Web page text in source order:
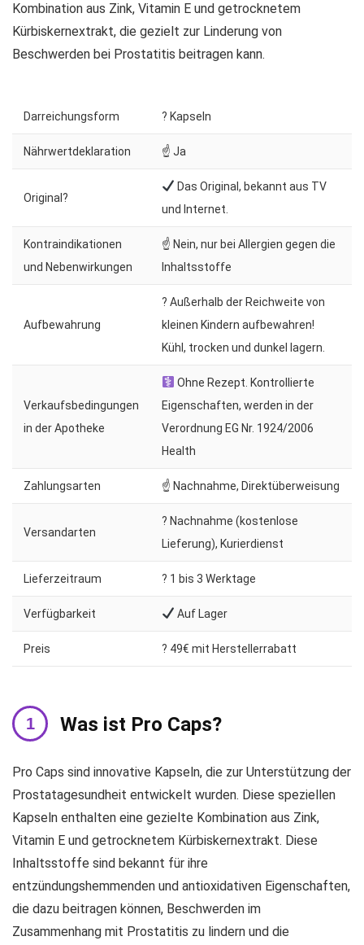
Kombination aus Zink, Vitamin E und getrocknetem
Kürbiskernextrakt, die gezielt zur Linderung von
Beschwerden bei Prostatitis beitragen kann.
Darreichungsform ? Kapseln
Nährwertdeklaration ☝ Ja
Original?
Das Original, bekannt aus TV
und Internet.
Kontraindikationen
und Nebenwirkungen
☝ Nein, nur bei Allergien gegen die
Inhaltsstoffe
Aufbewahrung
? Außerhalb der Reichweite von
kleinen Kindern aufbewahren!
Kühl, trocken und dunkel lagern.
Verkaufsbedingungen
in der Apotheke
Ohne Rezept. Kontrollierte
Eigenschaften, werden in der
Verordnung EG Nr. 1924/2006
Health
Zahlungsarten ☝ Nachnahme, Direktüberweisung
Versandarten
? Nachnahme (kostenlose
Lieferung), Kurierdienst
Lieferzeitraum ?️ 1 bis 3 Werktage
Verfügbarkeit Auf Lager
Preis ? 49€ mit Herstellerrabatt
Was ist Pro Caps?
Pro Caps sind innovative Kapseln, die zur Unterstützung der
Prostatagesundheit entwickelt wurden. Diese speziellen
Kapseln enthalten eine gezielte Kombination aus Zink,
Vitamin E und getrocknetem Kürbiskernextrakt. Diese
Inhaltsstoffe sind bekannt für ihre
entzündungshemmenden und antioxidativen Eigenschaften,
die dazu beitragen können, Beschwerden im
Zusammenhang mit Prostatitis zu lindern und die